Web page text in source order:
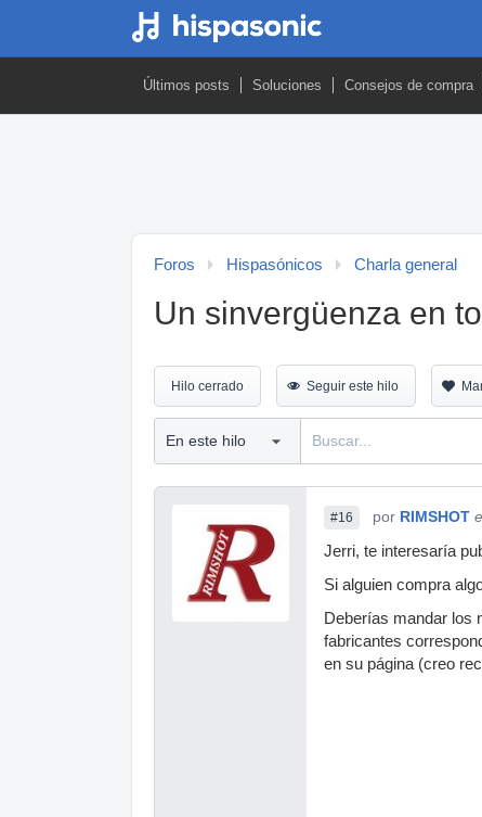
Últimos posts Soluciones Consejos de compra
Foros Hispasónicos Charla general
Un sinvergüenza en
Hilo cerrado Seguir este hilo
#16 por RIMSHOT
Jerri, te interesaría
Si alguien compra
Deberías mandar los
fabricantes
en su página (creo